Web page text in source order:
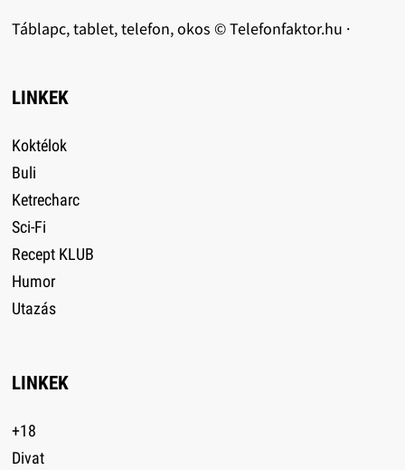
Táblapc, tablet, telefon, okos © Telefonfaktor.hu ·
LINKEK
Koktélok
Buli
Ketrecharc
Sci-Fi
Recept KLUB
Humor
Utazás
LINKEK
+18
Divat